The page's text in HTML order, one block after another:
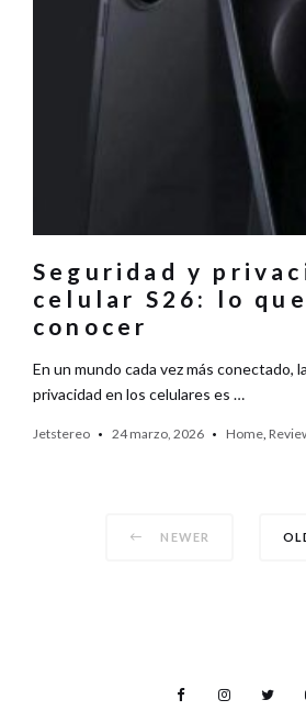
Seguridad y
celular S26: lo
conocer
En un mundo cada vez más conectado,
privacidad en los celulares es …
Jetstereo 24 marzo, 2026 Home
NEWER